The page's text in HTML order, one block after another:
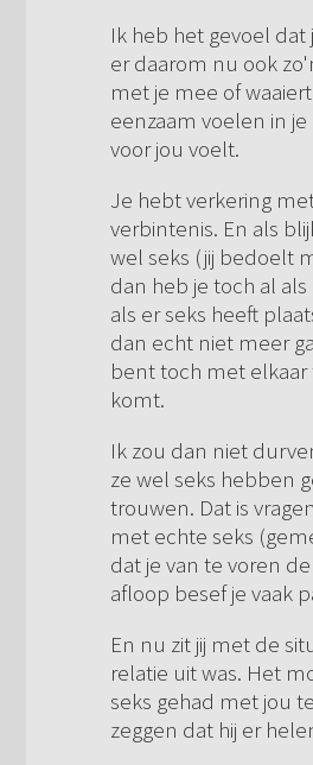
Ik heb het gevoel
er daarom nu ook
met je mee of
eenzaam voelen in
voor jou voelt.
Je hebt verkering
verbintenis. En als
wel seks (jij bedoelt
dan heb je toch al
als er seks heeft
dan echt niet meer
bent toch met elkaar
komt.
Ik zou dan niet
ze wel seks hebben
trouwen. Dat is
met echte seks
dat je van te voren
afloop besef je vaak
En nu zit jij met de
relatie uit was. Het
seks gehad met jou
zeggen dat hij er